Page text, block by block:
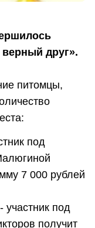
друг».
питомцы,
под
7 000 рублей
участник под
получит